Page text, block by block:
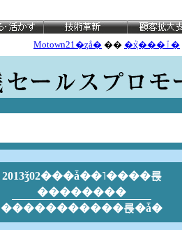
Motown21�ȥå� �� �ܵҳ���ٱ�
2013ǯ02���ǡ��˥����륹
��������
�����������륹�ǡ�